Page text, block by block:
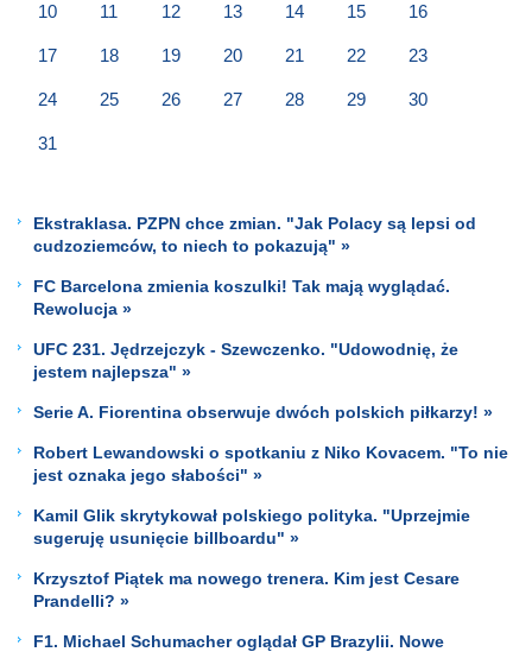
10 11 12 13 14 15 16
17 18 19 20 21 22 23
24 25 26 27 28 29 30
31
Ekstraklasa. PZPN chce zmian. "Jak Polacy są lepsi od
cudzoziemców, to niech to pokazują" »
FC Barcelona zmienia koszulki! Tak mają wyglądać.
Rewolucja »
UFC 231. Jędrzejczyk - Szewczenko. "Udowodnię, że
jestem najlepsza" »
Serie A. Fiorentina obserwuje dwóch polskich piłkarzy! »
Robert Lewandowski o spotkaniu z Niko Kovacem. "To nie
jest oznaka jego słabości" »
Kamil Glik skrytykował polskiego polityka. "Uprzejmie
sugeruję usunięcie billboardu" »
Krzysztof Piątek ma nowego trenera. Kim jest Cesare
Prandelli? »
F1. Michael Schumacher oglądał GP Brazylii. Nowe